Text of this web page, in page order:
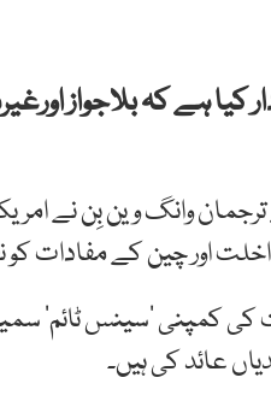
کیاہےکہبلاجواز
ترجمانوانگوینبِننے
اورچینکےمفاداتکو
کیکمپنی’سینسٹائم‘
عائدکیہیں۔